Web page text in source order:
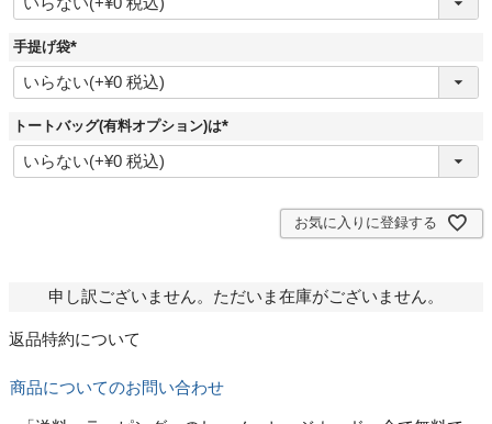
須
手提げ袋
(
必
須
トートバッグ(有料オプション)は
(
須
お気に入りに登録する
申し訳ございません。ただいま在庫がございません。
返品特約について
商品についてのお問い合わせ